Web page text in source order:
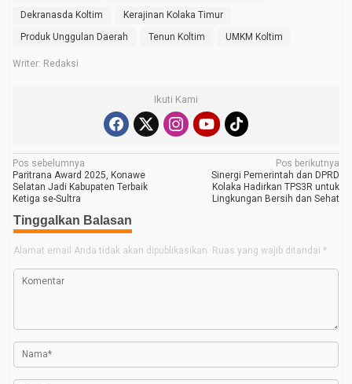
Dekranasda Koltim
Kerajinan Kolaka Timur
Produk Unggulan Daerah
Tenun Koltim UMKM Koltim
Writer: Redaksi
Ikuti Kami
N
a
v
i
g
a
p
o
s
Pos sebelumnya
Paritrana Award 2025, Konawe
Selatan Jadi Kabupaten Terbaik
Ketiga se-Sultra
Pos berikutnya
Sinergi Pemerintah dan DPRD
Kolaka Hadirkan TPS3R untuk
Lingkungan Bersih dan Sehat
Tinggalkan Balasan
Alamat email Anda tidak akan dipublikasikan. Ruas yang wajib ditandai *